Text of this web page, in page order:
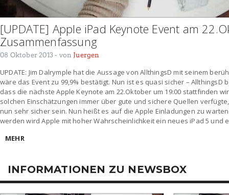
[UPDATE] Apple iPad Keynote Event am
Zusammenfassung
08 Oktober 2013 - von Juergen
UPDATE: Jim Dalrymple hat die Aussage von AllthingsD mit seinem
wäre das Event zu 99,9% bestätigt. Nun ist es quasi sicher – AllthingsD
dass die nächste Apple Keynote am 22.Oktober um 19:00 stattfinden
solchen Einschätzungen immer über gute und sichere Quellen
nun sehr sicher sein. Nun heißt es auf die Apple Einladungen zu
werden wird Apple mit hoher Wahrscheinlichkeit ein neues iPad 5 und
MEHR
INFORMATIONEN ZU NEWSBOX